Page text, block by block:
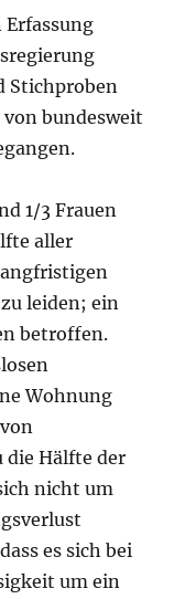
Stichproben
bundesweit
1/3 Frauen
aller
leiden; ein
betroffen.
Wohnung
die Hälfte der
nicht um
es sich bei
um ein